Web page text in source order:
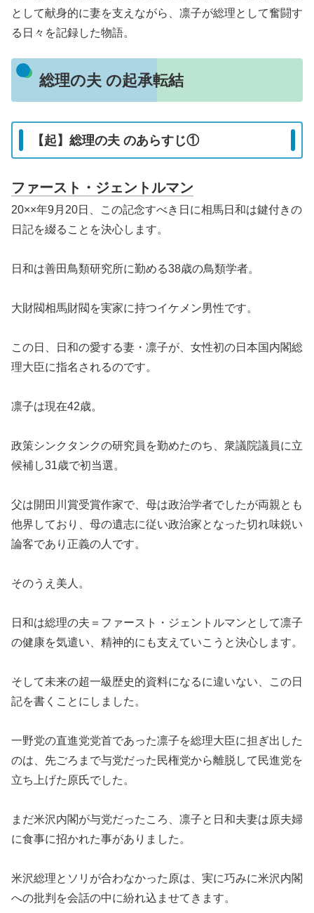
として献身的に妻を支えながら、凛子が総理として奮闘す
る日々を記録した物語。
総理の夫 の起承転結
【起】総理の夫 のあらすじ①
ファースト・ジェントルマン
20××年9月20日、この記念すべき日に相馬日和は鍵付きの
日記を綴ることを決心します。
日和は善田鳥類研究所に勤める38歳の鳥類学者。
大財閥相馬財閥を実家に持つイケメン男性です。
この日、日和の愛する妻・凛子が、女性初の日本国内閣総
理大臣に指名されるのです。
凛子は現在42歳。
政策シンクタンクの研究員を勤めたのち、衆議院議員に立
候補し31歳で初当選。
父は開田川賞受賞作家で、母は政治学者でしたが両親とも
他界しており、母の遺志に従い政治家となった切れ味鋭い
論客であり正義の人です。
そのうえ美人。
日和は総理の夫＝ファースト・ジェントルマンとして凛子
の健康を気遣い、精神的にも支えていこうと決心します。
そして未来の超一級歴史的資料になるに違いない、この日
記を書くことにしました。
一野党の直進党党首であった凛子を総理大臣に担ぎ出した
のは、先ごろまで与党だった民権党から離脱して民進党を
立ち上げた原氏でした。
まだ米沢内閣が与党だったころ、凛子と日和夫妻は原夫婦
に食事に招かれた事がありました。
米沢総理とソリが合わなかった原は、実に巧みに米沢内閣
への批判を会話の中に紛れ込ませてきます。